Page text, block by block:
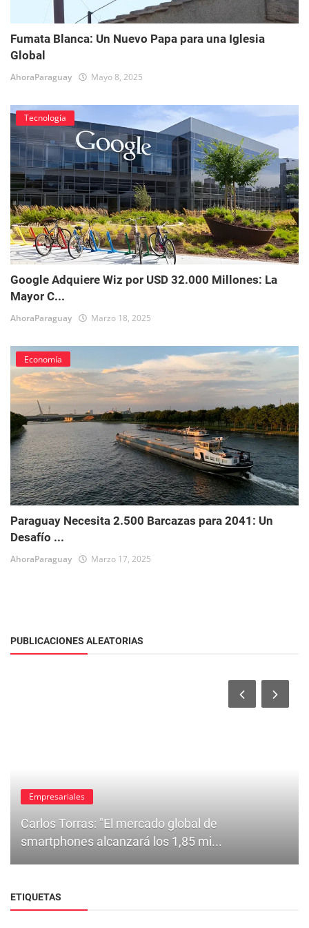
Fumata Blanca: Un Nuevo Papa para una Iglesia
Global
AhoraParaguay Mayo 8, 2025
Tecnología
Google Adquiere Wiz por USD 32.000 Millones: La
Mayor C...
AhoraParaguay Marzo 18, 2025
Economía
Paraguay Necesita 2.500 Barcazas para 2041: Un
Desafío ...
AhoraParaguay Marzo 17, 2025
PUBLICACIONES ALEATORIAS
Empresariales
Carlos Torras: "El mercado global de
smartphones alcanzará los 1,85 mi...
ETIQUETAS